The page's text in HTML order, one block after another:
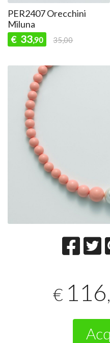
PER2407 Orecchini
Miluna
€ 33,90 35,00
€ 116